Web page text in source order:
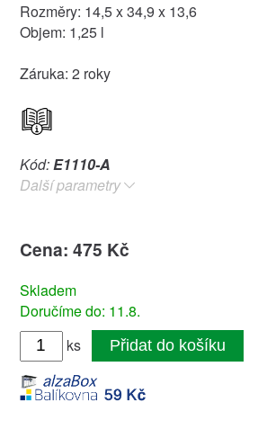
Rozměry: 14,5 x 34,9 x 13,6
Objem: 1,25 l
Záruka: 2 roky
Kód:E1110-A
Další parametry
Cena: 475 Kč
Skladem
Doručíme do: 11.8.
ks
Přidat do košíku